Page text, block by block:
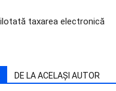
taxarea electronică
DE LA ACELAȘI AUTOR